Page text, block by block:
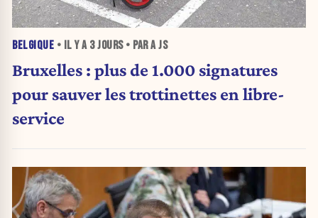
BELGIQUE • IL Y A 3 JOURS• PAR A JS
Bruxelles : plus de 1.000 signatures
pour sauver les trottinettes en libre-
service